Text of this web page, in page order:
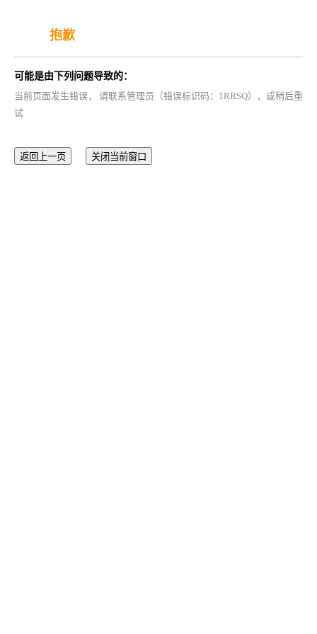
抱歉
可能是由下列问题导致的：
当前页面发生错误， 请联系管理员（错误标识码：1RRSQ），或稍后重
试